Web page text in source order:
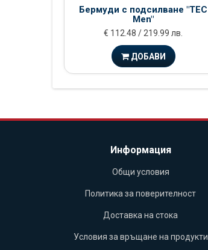
Бермуди с подсилване "TEC
Men"
€ 112.48 / 219.99 лв.
ДОБАВИ
Информация
Общи условия
Политика за поверителност
Доставка на стока
Условия за връщане на продукти